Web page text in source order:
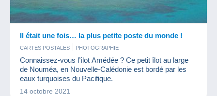
Il était une fois… la plus petite poste du monde !
CARTES POSTALES PHOTOGRAPHIE
Connaissez-vous l’îlot Amédée ? Ce petit îlot au large
de Nouméa, en Nouvelle-Calédonie est bordé par les
eaux turquoises du Pacifique.
14 octobre 2021